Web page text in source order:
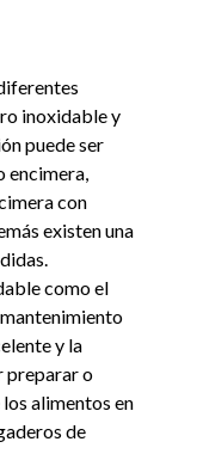
inoxidable y
puede ser
encimera,
con
existen una
como el
y la
preparar o
alimentos en
de